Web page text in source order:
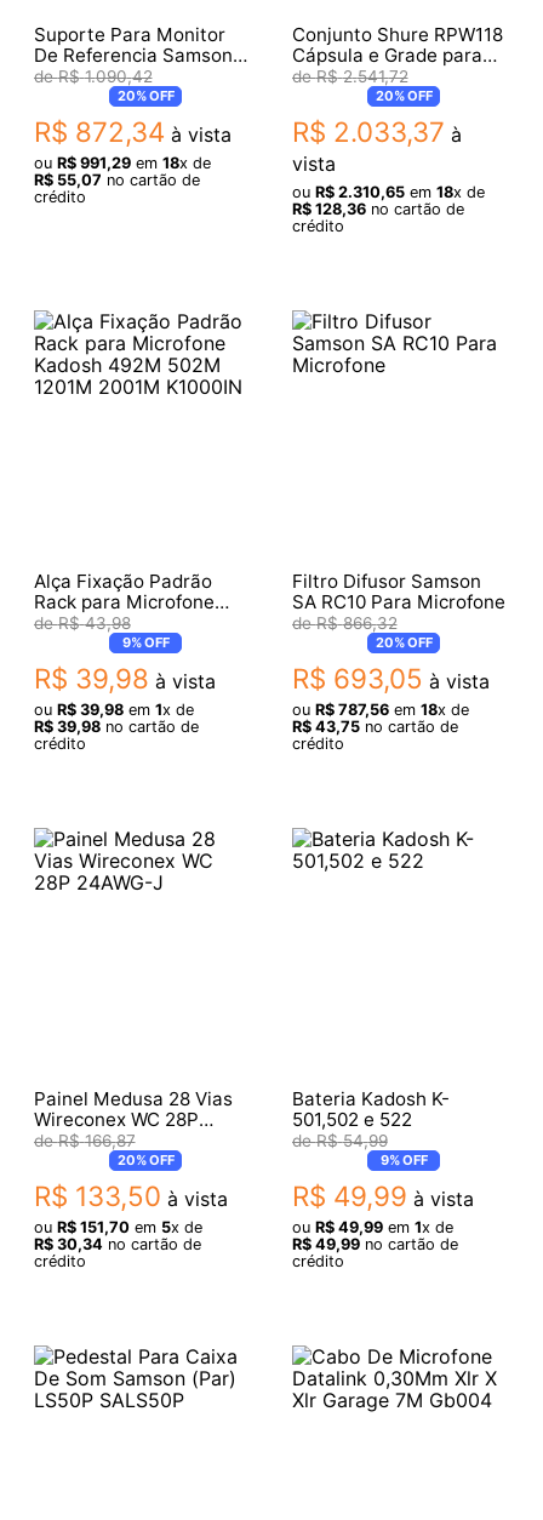
Suporte Para Monitor
De Referencia Samson
Ms100
R$ 1.090,42
20%OFF
R$ 872,34 à vista
ou R$ 991,29em 18x de
R$ 55,07 no cartão de
crédito
Conjunto Shure RPW118
Cápsula e Grade para
Beta58A
R$ 2.541,72
20%OFF
R$ 2.033,37 à
vista
ou R$ 2.310,65em 18x de
R$ 128,36no cartão de
crédito
Alça Fixação Padrão
Rack para Microfone
Kadosh 492M 502M
1201M 2001M K1000IN
R$ 43,98
9%OFF
R$ 39,98 à vista
ou R$ 39,98em 1x de
R$ 39,98no cartão de
crédito
Filtro Difusor Samson
SA RC10 Para Microfone
R$ 866,32
20%OFF
R$ 693,05 à vista
ou R$ 787,56em 18x de
R$ 43,75no cartão de
crédito
Painel Medusa 28 Vias
Wireconex WC 28P
24AWG-J
R$ 166,87
20%OFF
R$ 133,50 à vista
ou R$ 151,70em 5x de
R$ 30,34no cartão de
crédito
Bateria Kadosh K-
501,502 e 522
R$ 54,99
9%OFF
R$ 49,99 à vista
ou R$ 49,99em 1x de
R$ 49,99no cartão de
crédito